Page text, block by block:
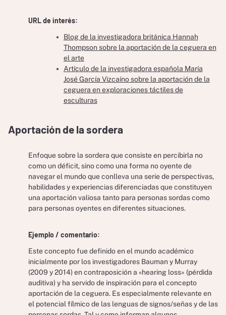
URL de interés:
Blog de la investigadora británica Hannah
Thompson sobre la aportación de la ceguera en
el arte
Artículo de la investigadora española María
José García Vizcaíno sobre la aportación de la
ceguera en exploraciones táctiles de
esculturas
Aportación de la sordera
Enfoque sobre la sordera que consiste en percibirla no
como un déficit, sino como una forma no oyente de
navegar el mundo que conlleva una serie de perspectivas,
habilidades y experiencias diferenciadas que constituyen
una aportación valiosa tanto para personas sordas como
para personas oyentes en diferentes situaciones.
Ejemplo / comentario:
Este concepto fue definido en el mundo académico
inicialmente por los investigadores Bauman y Murray
(2009 y 2014) en contraposición a «hearing loss» (pérdida
auditiva) y ha servido de inspiración para el concepto
aportación de la ceguera. Es especialmente relevante en
el potencial fílmico de las lenguas de signos/señas y de las